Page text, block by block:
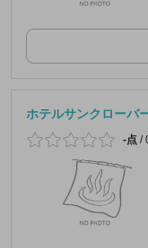
ホテルサンクローバ
-点 /